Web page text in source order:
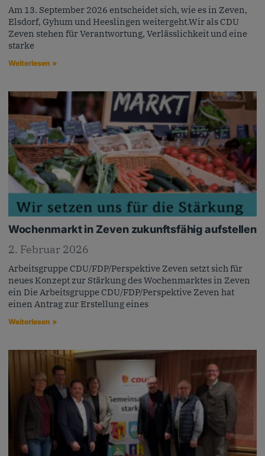
Am 13. September 2026 entscheidet sich, wie es in Zeven,
Elsdorf, Gyhum und Heeslingen weitergeht.Wir als CDU
Zeven stehen für Verantwortung, Verlässlichkeit und eine
starke
Weiterlesen »
Wochenmarkt in Zeven zukunftsfähig aufstellen
2. Februar 2026
Arbeitsgruppe CDU/FDP/Perspektive Zeven setzt sich für
neues Konzept zur Stärkung des Wochenmarktes in Zeven
ein Die Arbeitsgruppe CDU/FDP/Perspektive Zeven hat
einen Antrag zur Erstellung eines
Weiterlesen »